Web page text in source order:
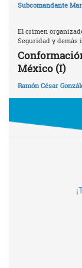
Subcomandante
El crimen
Seguridad y
México (I)
Ramón César